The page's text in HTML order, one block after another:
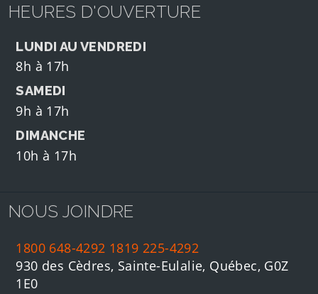
HEURES D'OUVERTURE
LUNDI AU VENDREDI
8h à 17h
SAMEDI
9h à 17h
DIMANCHE
10h à 17h
NOUS JOINDRE
1800 648-4292 1819 225-4292
930 des Cèdres, Sainte-Eulalie, Québec, G0Z
1E0